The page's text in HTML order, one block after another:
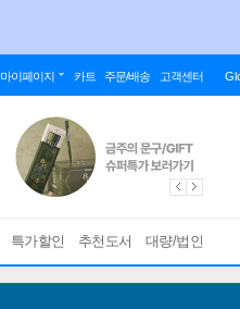
마이페이지 카트 주문/배송 고객센터
특가할인 추천도서 대량/법인